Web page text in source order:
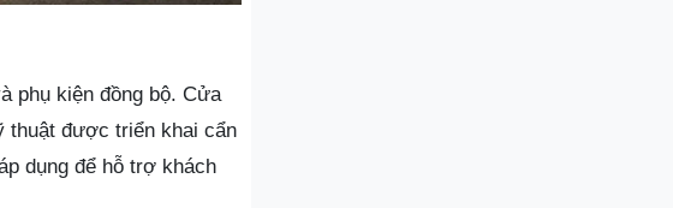
phụ kiện đồng bộ. Cửa
thuật được triển khai cẩn
dụng để hỗ trợ khách